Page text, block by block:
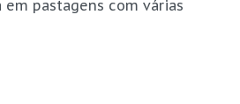
em pastagens com várias